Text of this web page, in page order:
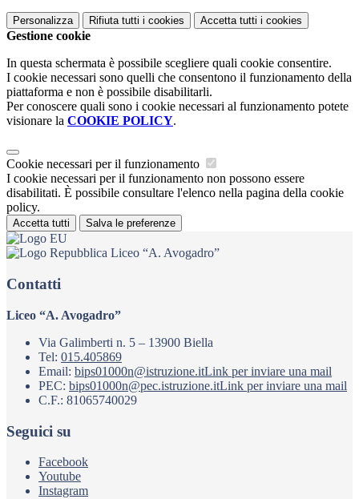
Personalizza Rifiuta tutti i cookies Accetta tutti i cookies
Gestione cookie
In questa schermata è possibile scegliere quali cookie consentire.
I cookie necessari sono quelli che consentono il funzionamento della
piattaforma e non è possibile disabilitarli.
Per conoscere quali sono i cookie necessari al funzionamento potete
visionare la COOKIE POLICY.
Cookie necessari per il funzionamento
I cookie necessari per il funzionamento non possono essere
disabilitati. È possibile consultare l'elenco nella pagina della cookie
policy.
Accetta tutti Salva le preferenze
Liceo “A. Avogadro”
Contatti
Liceo “A. Avogadro”
Via Galimberti n. 5 – 13900 Biella
Tel: 015.405869
Email: bips01000n@istruzione.itLink per inviare una mail
PEC: bips01000n@pec.istruzione.itLink per inviare una mail
C.F.: 81065740029
Seguici su
Facebook
Youtube
Instagram